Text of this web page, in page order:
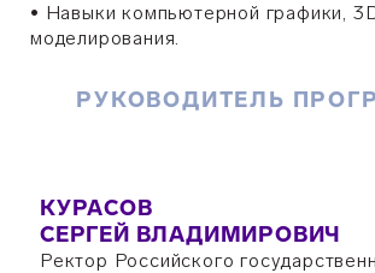
• Навыки компьютерной графики,
моделирования.
РУКОВОДИТЕЛЬ
КУРАСОВ
СЕРГЕЙ ВЛАДИМИРОВИЧ
Ректор Российского